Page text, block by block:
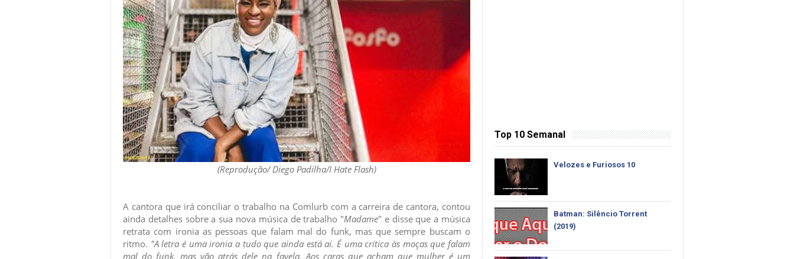
(Reprodução/ Diego Padilha/I Hate Flash)
A cantora que irá conciliar o trabalho na Comlurb com a carreira de cantora, contou
ainda detalhes sobre a sua nova música de trabalho "Madame" e disse que a música
retrata com ironia as pessoas que falam mal do funk, mas que sempre buscam o
ritmo. "A letra é uma ironia a tudo que ainda está aí. É uma crítica às moças que falam
mal do funk, mas vão atrás dele na favela. Aos caras que acham que mulher é um
Top 10 Semanal
Velozes e Furiosos 10
Batman: Silêncio Torrent
(2019)